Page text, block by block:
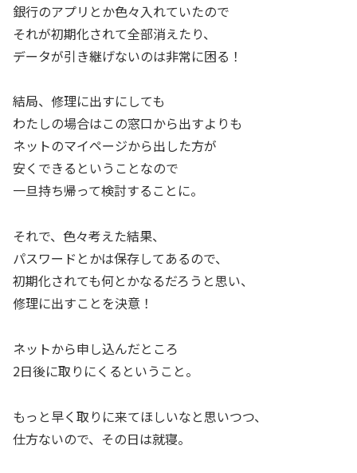
銀行のアプリとか色々入れていたので
それが初期化されて全部消えたり、
データが引き継げないのは非常に困る！
結局、修理に出すにしても
わたしの場合はこの窓口から出すよりも
ネットのマイページから出した方が
安くできるということなので
一旦持ち帰って検討することに。
それで、色々考えた結果、
パスワードとかは保存してあるので、
初期化されても何とかなるだろうと思い、
修理に出すことを決意！
ネットから申し込んだところ
2日後に取りにくるということ。
もっと早く取りに来てほしいなと思いつつ、
仕方ないので、その日は就寝。